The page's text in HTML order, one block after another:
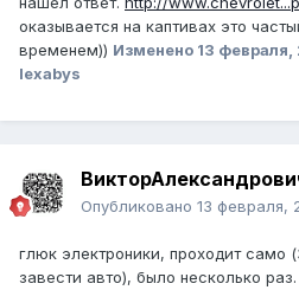
оказывается на каптивах это
временем)) Изменено 13 февраля,
lexabys
Опубликовано 13 февраля,
глюк электроники, проходит само
завести авто), было несколько